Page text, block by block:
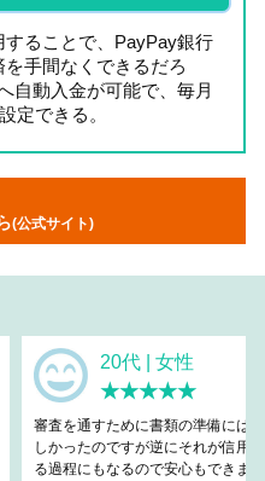
ることで、PayPay銀行
手間なくできるだろ
自動入金が可能で、毎月
定できる。
(公式サイト)
20代 | 女性
★★★★★
審査を通すために書類の準備には忙
しかったのですが逆にそれが信用す
る過程にもなるので安心もできまし